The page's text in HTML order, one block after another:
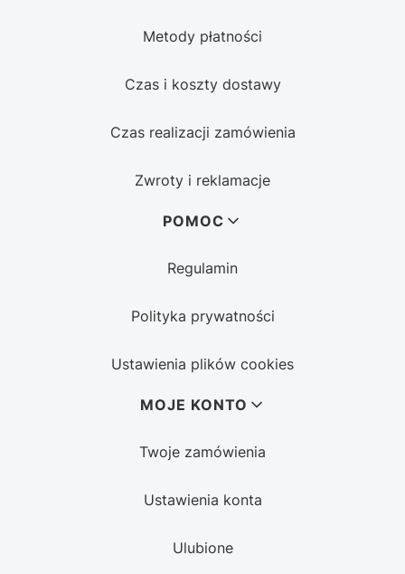
Metody płatności
Czas i koszty dostawy
Czas realizacji zamówienia
Zwroty i reklamacje
POMOC
Regulamin
Polityka prywatności
Ustawienia plików cookies
MOJE KONTO
Twoje zamówienia
Ustawienia konta
Ulubione